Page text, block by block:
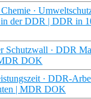
·
der DDR | DDR in
Schutzwall · DDR
DOK
· DDR-
| MDR DOK